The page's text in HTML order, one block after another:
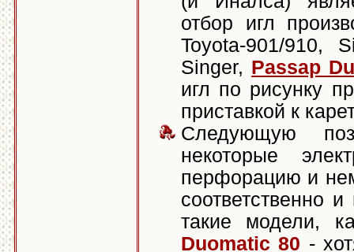
отбор игл
Toyota-901/910,
Singer, Passap
игл по рисунку
приставкой к
Следующую
некоторые
перфорацию и
соответственно
такие модели,
Duomatic 80 -